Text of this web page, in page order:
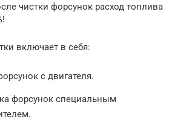
чистки форсунок расход топлива
включает в себя:
с двигателя.
форсунок специальным